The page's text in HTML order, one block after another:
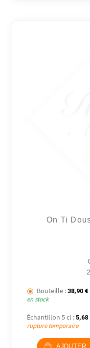
On Ti
Bouteille : 38,90 €
en stock
Échantillon 5 cl : 5,68
rupture temporaire
AJOUTER